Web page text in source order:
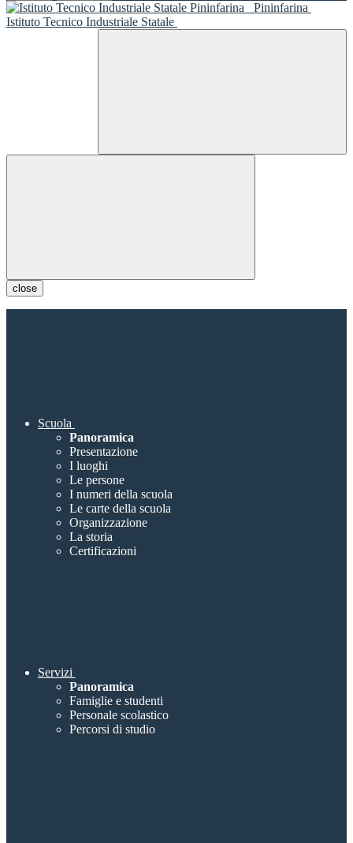
Pininfarina
Istituto Tecnico Industriale Statale
close
Scuola
Panoramica
Presentazione
I luoghi
Le persone
I numeri della scuola
Le carte della scuola
Organizzazione
La storia
Certificazioni
Servizi
Panoramica
Famiglie e studenti
Personale scolastico
Percorsi di studio